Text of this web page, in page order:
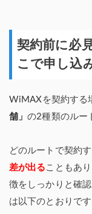
契約前に必
こで申し込
WiMAXを契約する
舗」の2種類のルー
どのルートで契約
差が出る こともあ
徴をしっかりと確
は以下のとおりです